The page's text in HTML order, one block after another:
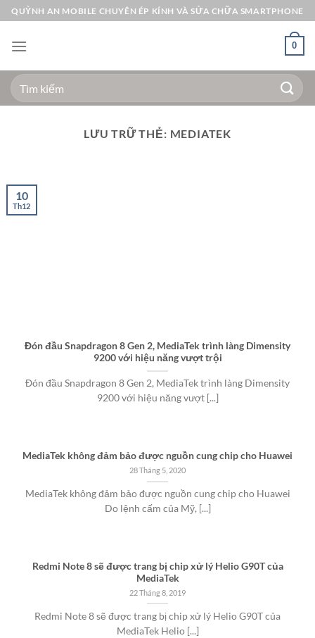
Bỏ
qua
nội
QUỲNH AN MOBILE CHUYÊN ÉP KÍNH VÀ SỬA CHỮA SMARTPHONE
0
Tìm
kiếm:
LƯU TRỮ THẺ: MEDIATEK
Đón đầu Snapdragon 8 Gen 2, MediaTek trình làng Dimensity
9200 với hiệu năng vượt trội
Đón đầu Snapdragon 8 Gen 2, MediaTek trình làng Dimensity
9200 với hiệu năng vượt [...]
10
Th12
MediaTek không đảm bảo được nguồn cung chip cho Huawei
28 Tháng 5, 2020
MediaTek không đảm bảo được nguồn cung chip cho Huawei
Do lệnh cấm của Mỹ, [...]
Redmi Note 8 sẽ được trang bị chip xử lý Helio G90T của
MediaTek
22 Tháng 8, 2019
Redmi Note 8 sẽ được trang bị chip xử lý Helio G90T của
MediaTek Helio [...]